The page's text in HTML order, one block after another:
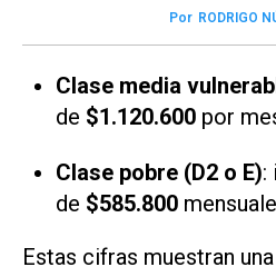
Por RODRIGO
Clase media
de $1.120.600 por
Clase pobre (D2 o E):
de $585.800
Estas cifras muestran